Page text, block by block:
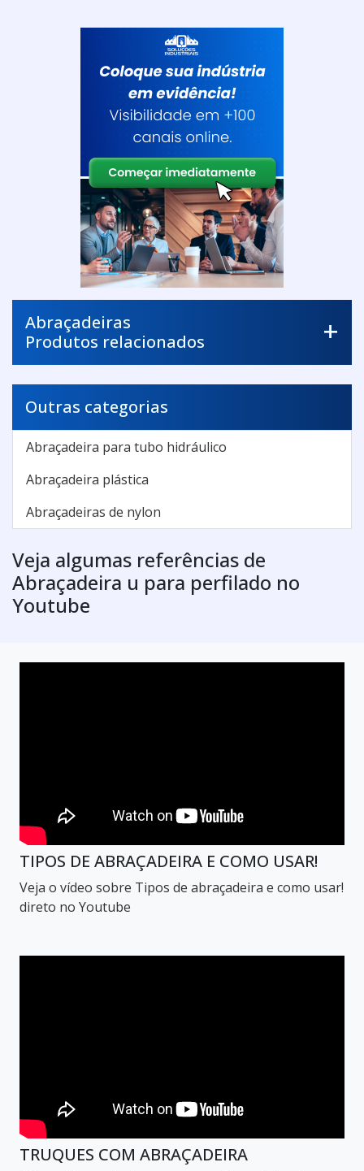
Abraçadeiras
Produtos relacionados
Outras categorias
Abraçadeira para tubo hidráulico
Abraçadeira plástica
Abraçadeiras de nylon
Veja algumas referências de
Abraçadeira u para perfilado no
Youtube
TIPOS DE ABRAÇADEIRA E COMO USAR!
Veja o vídeo sobre Tipos de abraçadeira e como usar!
direto no Youtube
TRUQUES COM ABRAÇADEIRA